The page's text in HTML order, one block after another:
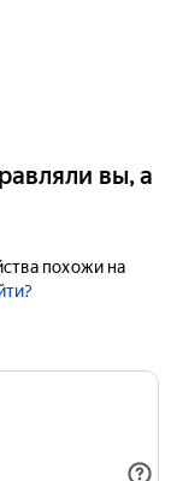
вы, а
похожи на